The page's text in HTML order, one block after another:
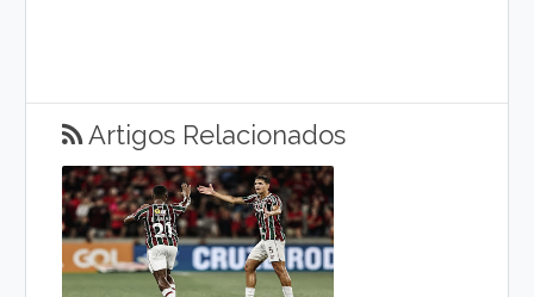
Artigos Relacionados